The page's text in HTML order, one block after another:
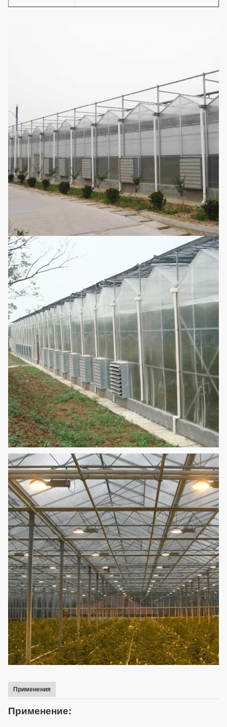
Применения
Применение: